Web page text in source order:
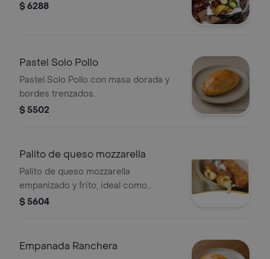
$ 6288
Pastel Solo Pollo
Pastel Solo Pollo con masa dorada y
bordes trenzados.
$ 5502
Palito de queso mozzarella
Palito de queso mozzarella
empanizado y frito, ideal como
entrada.
$ 5604
Empanada Ranchera